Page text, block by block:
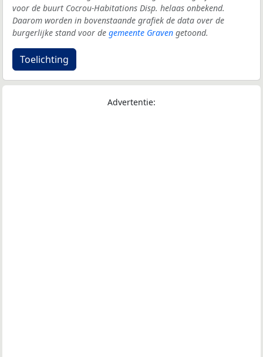
voor de buurt Cocrou-Habitations Disp. helaas onbekend.
Daarom worden in bovenstaande grafiek de data over de
burgerlijke stand voor de gemeente Graven getoond.
Toelichting
Advertentie: